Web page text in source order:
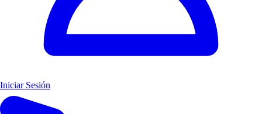
Iniciar Sesión